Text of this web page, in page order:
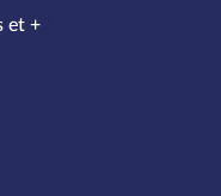
et +